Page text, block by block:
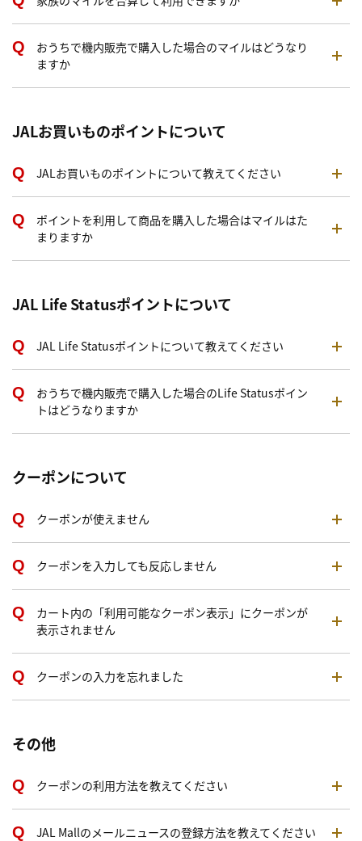
おうちで機内販売で購入した場合のマイルはどうなり
ますか
JALお買いものポイントについて
JALお買いものポイントについて教えてください
ポイントを利用して商品を購入した場合はマイルはた
まりますか
JAL Life Statusポイントについて
JAL Life Statusポイントについて教えてください
おうちで機内販売で購入した場合のLife Statusポイン
トはどうなりますか
クーポンについて
クーポンが使えません
クーポンを入力しても反応しません
カート内の「利用可能なクーポン表示」にクーポンが
表示されません
クーポンの入力を忘れました
その他
クーポンの利用方法を教えてください
JAL Mallのメールニュースの登録方法を教えてください